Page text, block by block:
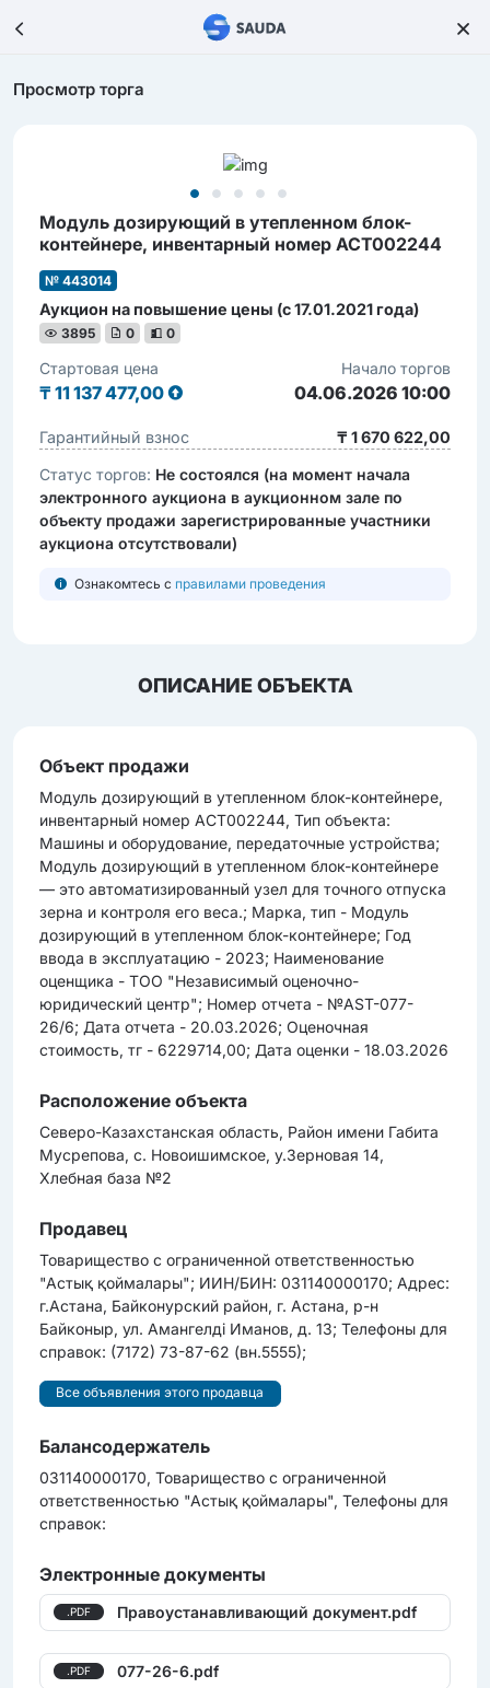
Просмотр торга
Модуль дозирующий в утепленном блок-
контейнере, инвентарный номер АСТ002244
№ 443014
Аукцион на повышение цены (с 17.01.2021 года)
3895 0 0
Стартовая цена
₸ 11 137 477,00
Начало торгов
04.06.2026 10:00
Гарантийный взнос
₸ 1 670 622,00
Статус торгов: Не состоялся (на момент начала
электронного аукциона в аукционном зале по
объекту продажи зарегистрированные участники
аукциона отсутствовали)
Ознакомтесь с правилами проведения
ОПИСАНИЕ ОБЪЕКТА
Объект продажи
Модуль дозирующий в утепленном блок-контейнере,
инвентарный номер АСТ002244, Тип объекта:
Машины и оборудование, передаточные устройства;
Модуль дозирующий в утепленном блок-контейнере
— это автоматизированный узел для точного отпуска
зерна и контроля его веса.; Марка, тип - Модуль
дозирующий в утепленном блок-контейнере; Год
ввода в экcплуатацию - 2023; Наименование
оценщика - ТОО "Независимый оценочно-
юридический центр"; Номер отчета - №AST-077-
26/6; Дата отчета - 20.03.2026; Оценочная
cтоимоcть, тг - 6229714,00; Дата оценки - 18.03.2026
Расположение объекта
Северо-Казахстанская область, Район имени Габита
Мусрепова, с. Новоишимское, у.Зерновая 14,
Хлебная база №2
Продавец
Товарищество с ограниченной ответственностью
"Астық қоймалары"; ИИН/БИН: 031140000170; Адрес:
г.Астана, Байконурский район, г. Астана, р-н
Байконыр, ул. Амангелді Иманов, д. 13; Телефоны для
справок: (7172) 73-87-62 (вн.5555);
Все объявления этого продавца
Балансодержатель
031140000170, Товарищество с ограниченной
ответственностью "Астық қоймалары", Телефоны для
справок:
Электронные документы
.PDF Правоустанавливающий документ.pdf
.PDF 077-26-6.pdf